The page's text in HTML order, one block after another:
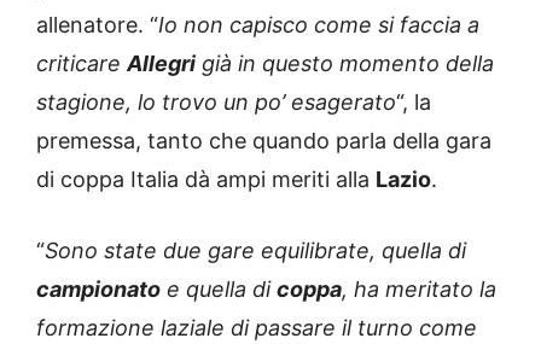
allenatore. “Io non capisco come si faccia a
criticare Allegri già in questo momento della
stagione, lo trovo un po’ esagerato“, la
premessa, tanto che quando parla della gara
di coppa Italia dà ampi meriti alla Lazio.
“Sono state due gare equilibrate, quella di
campionato e quella dicoppa, ha meritato la
formazione laziale di passare il turno come